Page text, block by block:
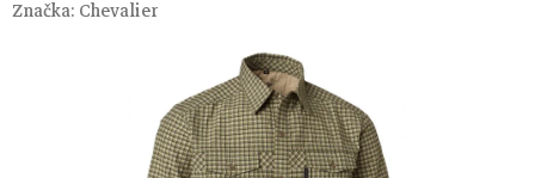
Značka: Chevalier